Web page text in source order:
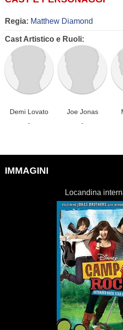
Regia: Matthew Diamond
Cast Artistico e Ruoli:
Demi Lovato
-
Joe Jonas
-
IMMAGINI
Locandina